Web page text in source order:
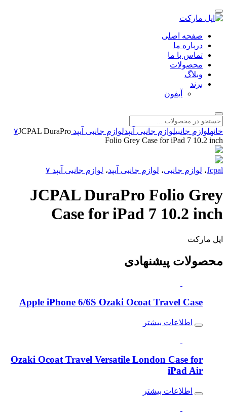
صفحه اصلی
درباره ما
تماس با ما
محصولات
وبلاگ
برند
آیفون
خانهلوازم جانبیلوازم جانبی آیپدلوازم جانبی آیپد ۷ JCPAL DuraPro
Folio Grey Case for iPad 7 10.2 inch
Jcpal، لوازم جانبی، لوازم جانبی آیپد، لوازم جانبی آیپد ۷
JCPAL DuraPro Folio Grey
Case for iPad 7 10.2 inch
اپل مارکت
محصولات پیشنهادی
Apple iPhone 6/6S Ozaki Ocoat Travel Case
اطلاعات بیشتر
Ozaki Ocoat Travel Versatile London Case for
iPad Air
اطلاعات بیشتر